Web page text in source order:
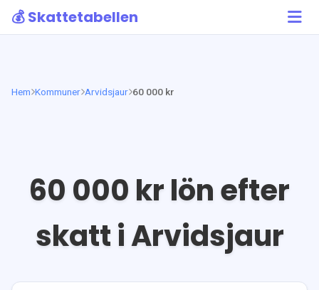
💰 Skattetabellen
Hem Kommuner Arvidsjaur 60 000 kr
60 000 kr lön efter
skatt iArvidsjaur